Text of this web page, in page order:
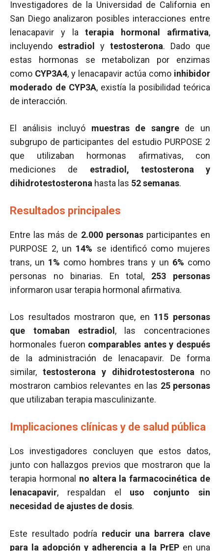
Investigadores de la Universidad de California en
San Diego analizaron posibles interacciones entre
lenacapavir y laterapia hormonal afirmativa,
incluyendo estradiol y testosterona. Dado que
estas hormonas se metabolizan por enzimas
como CYP3A4, y lenacapavir actúa como inhibidor
moderado de CYP3A, existía la posibilidad teórica
de interacción.
El análisis incluyó muestras de sangrede un
subgrupo de participantes del estudio PURPOSE 2
que utilizaban hormonas afirmativas, con
mediciones de estradiol, testosterona y
dihidrotestosterona hasta las 52 semanas.
Resultados principales
Entre las más de 2.000 personasparticipantes en
PURPOSE 2, un 14% se identificó como mujeres
trans, un 1% como hombres trans y un 6% como
personas no binarias. En total, 253 personas
informaron usar terapia hormonal afirmativa.
Los resultados mostraron que, en 115 personas
que tomaban estradiol , las concentraciones
hormonales fueron comparables antes y después
de la administración de lenacapavir. De forma
similar, testosterona y dihidrotestosterona no
mostraron cambios relevantes en las 25 personas
que utilizaban terapia masculinizante.
Implicaciones clínicas y de salud pública
Los investigadores concluyen que estos datos,
junto con hallazgos previos que mostraron que la
terapia hormonal no altera la farmacocinética de
lenacapavir, respaldan el uso conjunto sin
necesidad de ajustes de dosis.
Este resultado podría reducir una barrera clave
para la adopción y adherencia a la PrEP en una